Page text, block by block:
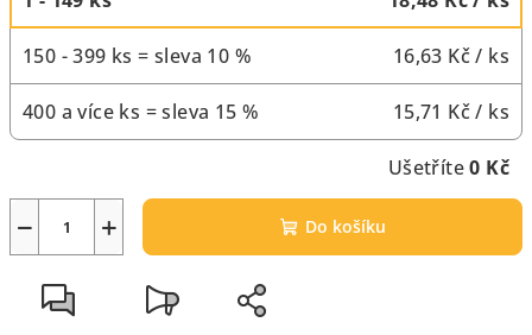
150 - 399 ks = sleva 10 % 16,63 Kč/ ks
400 a více ks = sleva 15 % 15,71 Kč/ ks
Ušetříte0 Kč
+
− Do košíku